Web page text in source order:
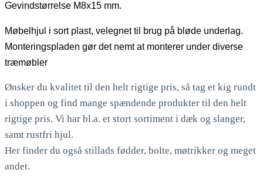
Gevindstørrelse M8x15 mm.
Møbelhjul i sort plast, velegnet til brug på bløde underlag.
Monteringspladen gør det nemt at monterer under diverse
træmøbler
Ønsker du kvalitet til den helt rigtige pris, så tag et kig rundt
i shoppen og find mange spændende produkter til den helt
rigtige pris. Vi har bl.a. et stort sortiment i dæk og slanger,
samt rustfri hjul.
Her finder du også stillads fødder, bolte, møtrikker og meget
andet.